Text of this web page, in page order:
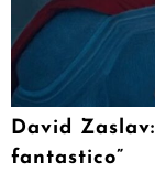
David
fantastico”